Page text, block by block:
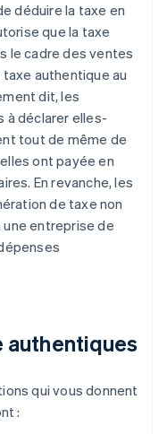
déduire la taxe en
que la taxe
le cadre des ventes
authentique au
dit, les
à déclarer elles-
tout de même de
ont payée en
En revanche, les
de taxe non
entreprise de
authentiques
qui vous donnent
: